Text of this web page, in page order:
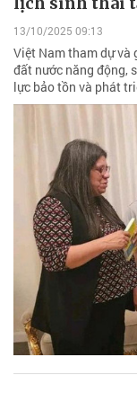
13/10/2025 09:13
Việt Nam tham dự và
đất nước năng động,
lực bảo tồn và phát